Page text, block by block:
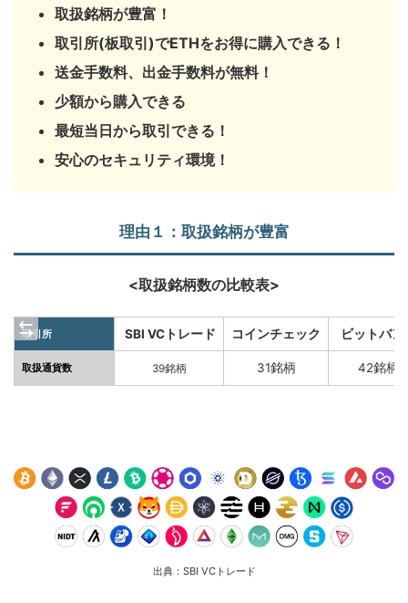
取扱銘柄が豊富！
取引所(板取引)でETHをお得に購入できる！
送金手数料、出金手数料が無料！
少額から購入できる
最短当日から取引できる！
安心のセキュリティ環境！
理由１：取扱銘柄が豊富
<取扱銘柄数の比較表>
取引所 SBI VCトレード コインチェック ビットバン
取扱通貨数 39銘柄 31銘柄 42銘柄
出典： SBI VCトレード